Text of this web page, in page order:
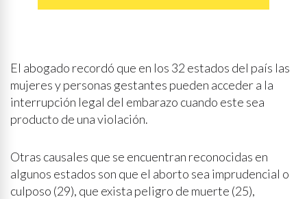
El abogado recordó que en los 32 estados del país las
mujeres y personas gestantes pueden acceder a la
interrupción legal del embarazo cuando este sea
producto de una violación.
Otras causales que se encuentran reconocidas en
algunos estados son que el aborto sea imprudencial o
culposo (29), que exista peligro de muerte (25),